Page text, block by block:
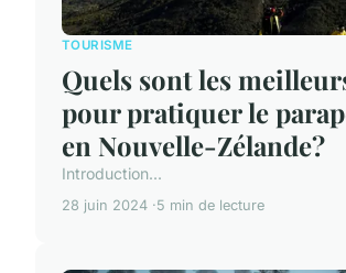
TOURISME
Quels sont les
pour pratiquer le
en Nouvelle-Zélande?
Introduction...
28 juin 2024 5 min de lecture